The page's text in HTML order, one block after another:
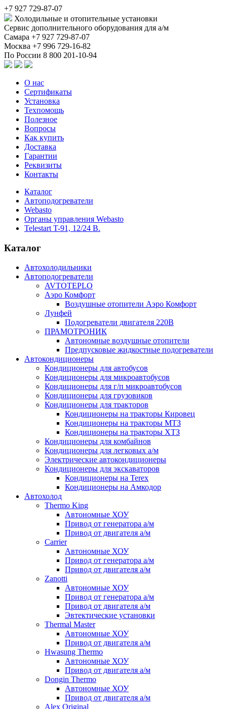
+7 927 729-87-07
Холодильные и отопительные установки
Сервис дополнительного оборудования для а/м
Самара +7 927 729-87-07
Москва +7 996 729-16-82
По России 8 800 201-10-94
О нас
Сертификаты
Установка
Техпомощь
Полезное
Вопросы
Как купить
Доставка
Гарантии
Реквизиты
Контакты
Каталог
Автоподогреватели
Webasto
Органы управления Webasto
Telestart T-91, 12/24 В.
Каталог
Автохолодильники
Автоподогреватели
AVTOTEPLO
Аэро Комфорт
Воздушные отопители Аэро Комфорт
Лунфей
Подогреватели двигателя 220В
ПРАМОТРОНИК
Автономные воздушные отопители
Предпусковые жидкостные подогреватели
Автокондиционеры
Кондиционеры для автобусов
Кондиционеры для микроавтобусов
Кондиционеры для г/п микроавтобусов
Кондиционеры для грузовиков
Кондиционеры для тракторов
Кондиционеры на тракторы Кировец
Кондиционеры на тракторы МТЗ
Кондиционеры на тракторы ХТЗ
Кондиционеры для комбайнов
Кондиционеры для легковых а/м
Электрические автокондиционеры
Кондиционеры для экскаваторов
Кондиционеры на Terex
Кондиционеры на Амкодор
Автохолод
Thermo King
Автономные ХОУ
Привод от генератора а/м
Привод от двигателя а/м
Carrier
Автономные ХОУ
Привод от генератора а/м
Привод от двигателя а/м
Zanotti
Автономные ХОУ
Привод от генератора а/м
Привод от двигателя а/м
Эвтектические установки
Thermal Master
Автономные ХОУ
Привод от двигателя а/м
Hwasung Thermo
Автономные ХОУ
Привод от двигателя а/м
Dongin Thermo
Автономные ХОУ
Привод от двигателя а/м
Alex Original